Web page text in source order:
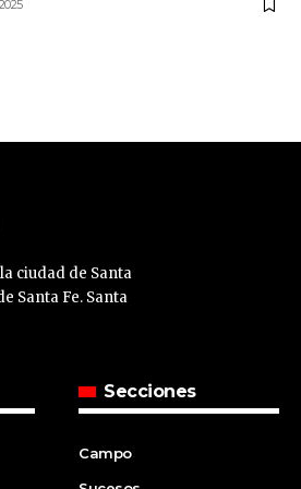
ciudad de Santa
Santa Fe. Santa
Secciones
Campo